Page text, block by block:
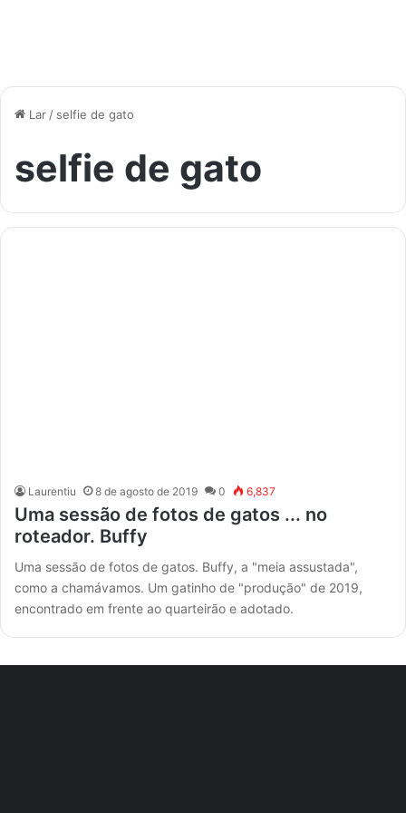
Lar/ selfie de gato
selfie de gato
Laurentiu 8 de agosto de 2019 0 6,837
Uma sessão de fotos de gatos ... no
roteador. Buffy
Uma sessão de fotos de gatos. Buffy, a "meia assustada",
como a chamávamos. Um gatinho de "produção" de 2019,
encontrado em frente ao quarteirão e adotado.